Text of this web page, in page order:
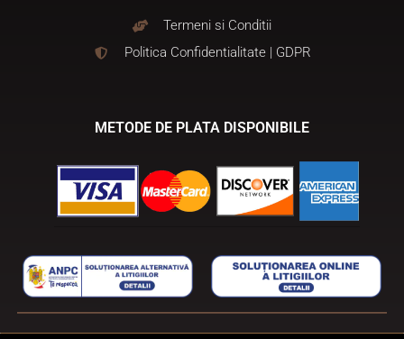
Termeni si Conditii
Politica Confidentialitate | GDPR
METODE DE PLATA DISPONIBILE